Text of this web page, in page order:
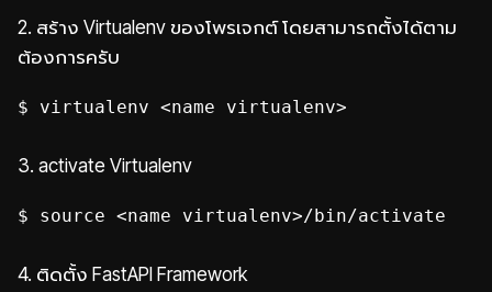
2. สร้าง Virtualenv ของโพรเจกต์ โดยสามารถตั้งได้ตาม
ต้องการครับ
$ virtualenv <name virtualenv>
3. activate Virtualenv
$ source <name virtualenv>/bin/activate
4. ติดตั้ง FastAPI Framework